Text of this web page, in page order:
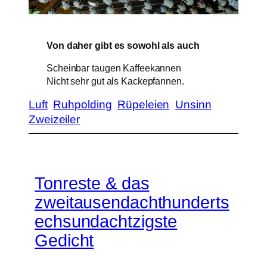
Von daher gibt es sowohl als auch
Scheinbar taugen Kaffeekannen
Nicht sehr gut als Kackepfannen.
Luft Ruhpolding Rüpeleien Unsinn
Zweizeiler
Tonreste & das
zweitausendachthunderts
echsundachtzigste
Gedicht